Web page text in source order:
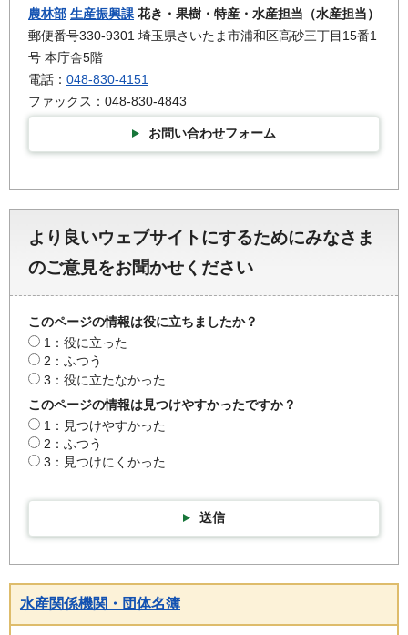
農林部 生産振興課 花き・果樹・特産・水産担当（水産担当）
郵便番号330-9301 埼玉県さいたま市浦和区高砂三丁目15番1
号 本庁舎5階
電話： 048-830-4151
ファックス：048-830-4843
お問い合わせフォーム
より良いウェブサイトにするためにみなさま
のご意見をお聞かせください
このページの情報は役に立ちましたか？
1：役に立った
2：ふつう
3：役に立たなかった
このページの情報は見つけやすかったですか？
1：見つけやすかった
2：ふつう
3：見つけにくかった
送信
水産関係機関・団体名簿